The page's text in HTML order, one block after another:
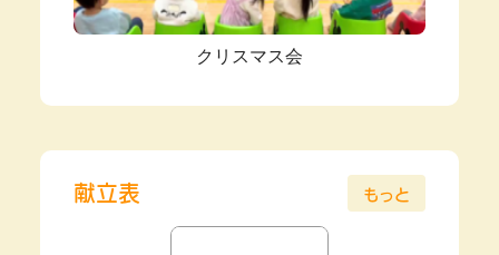
クリスマス会
献立表 もっと